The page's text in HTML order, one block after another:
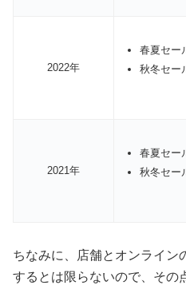
2022年
春夏セー
秋冬セー
2021年
春夏セー
秋冬セー
ちなみに、店舗とオンライン
するとは限らないので、その